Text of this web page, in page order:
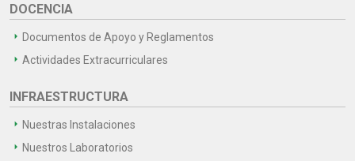
DOCENCIA
Documentos de Apoyo y Reglamentos
Actividades Extracurriculares
INFRAESTRUCTURA
Nuestras Instalaciones
Nuestros Laboratorios